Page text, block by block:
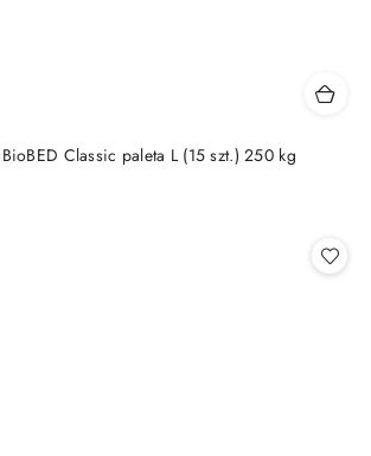
Classic paleta L (15 szt.) 250 kg